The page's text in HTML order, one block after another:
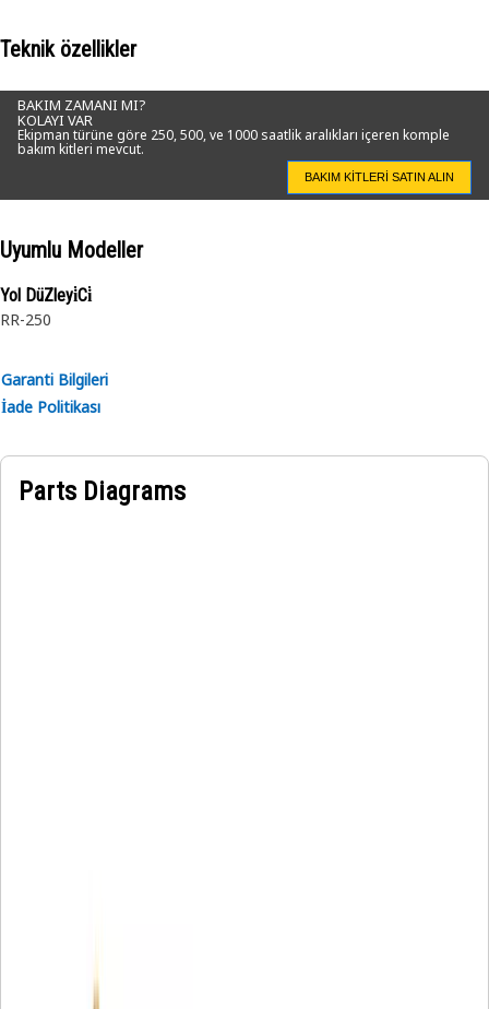
Teknik özellikler
BAKIM ZAMANI MI?
KOLAYI VAR
Ekipman türüne göre 250, 500, ve 1000 saatlik aralıkları içeren komple
bakım kitleri mevcut.
BAKIM KITLERI SATIN ALIN
Uyumlu Modeller
Yol DüZleyi̇Ci̇
RR-250
Garanti Bilgileri
İade Politikası
Parts Diagrams